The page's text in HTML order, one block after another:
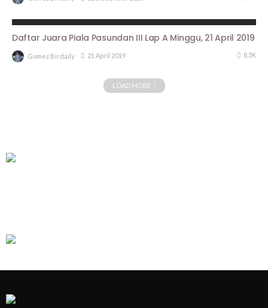
Daftar Juara Piala Pasundan III Lap A Minggu, 21 April 2019
Gomez Birdaily 21 April 2019 8.5K
LOAD MORE